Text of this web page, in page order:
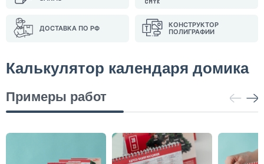
ДОСТАВКА ПО РФ
КОНСТРУКТОР
ПОЛИГРАФИИ
Калькулятор календаря домика
Примеры работ